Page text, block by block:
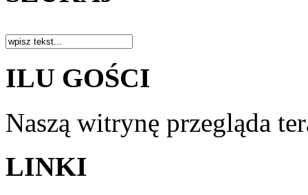
ILU GOŚCI
Naszą witrynę przegląda
LINKI